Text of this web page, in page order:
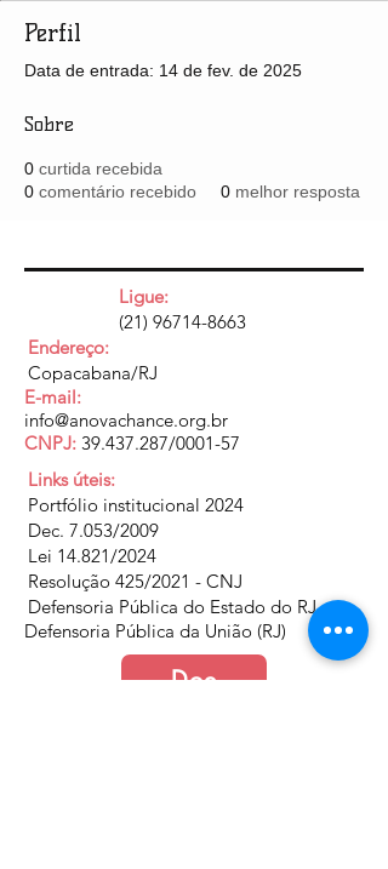
Perfil
Data de entrada: 14 de fev. de 2025
Sobre
0 curtida recebida
0 comentário recebido 0 melhor resposta
Ligue:
(21) 96714-8663
Endereço:
Copacabana/RJ
E-mail:
info@anovachance.org.br
CNPJ: 39.437.287/0001-57
Links úteis:
Portfólio institucional 2024
Dec. 7.053/2009
Lei 14.821/2024
Resolução 425/2021 - CNJ
Defensoria Pública do Estado do RJ
Defensoria Pública da União (RJ)
Doe